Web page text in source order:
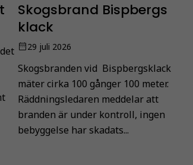
Skogsbrand Bispbergs
klack
29 juli 2026
Skogsbranden vid Bispbergsklack
mäter cirka 100 gånger 100 meter.
Räddningsledaren meddelar att
branden är under kontroll, ingen
bebyggelse har skadats...